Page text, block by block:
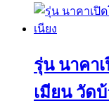
รุ่น นาคา
เมียน วัด